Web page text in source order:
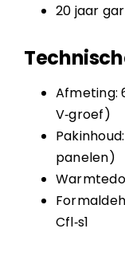
20 jaar
Afmeting:
V‑groef)
panelen)
Cfl‑s1